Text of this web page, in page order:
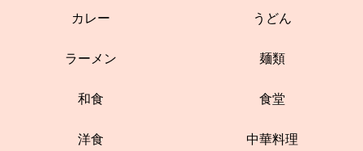
カレー うどん
ラーメン 麺類
和食 食堂
洋食 中華料理